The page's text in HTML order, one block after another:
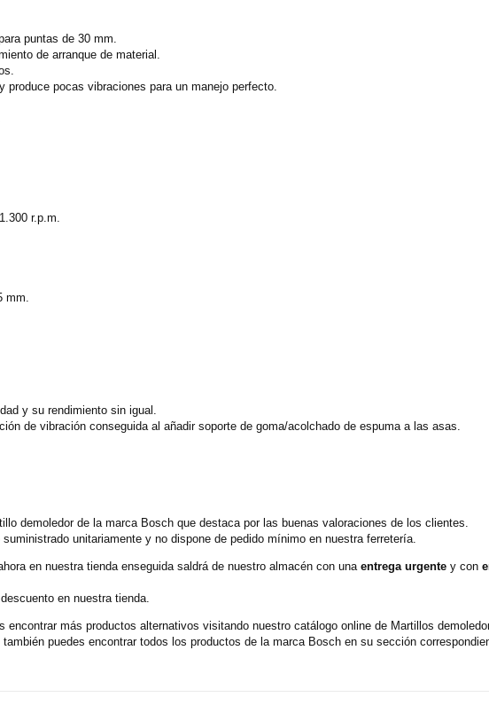
puntas de 30 mm.
de arranque de material.
pocas vibraciones para un manejo perfecto.
r.p.m.
mm.
y su rendimiento sin igual.
de vibración conseguida al añadir soporte de goma/acolchado de espuma a las asas.
demoledor de la marca Bosch que destaca por las buenas valoraciones de los clientes.
unitariamente y no dispone de pedido mínimo en nuestra ferretería.
en nuestra tienda enseguida saldrá de nuestro almacén con una entrega urgente y con
en nuestra tienda.
más productos alternativos visitando nuestro catálogo online de Martillos
puedes encontrar todos los productos de la marca Bosch en su sección